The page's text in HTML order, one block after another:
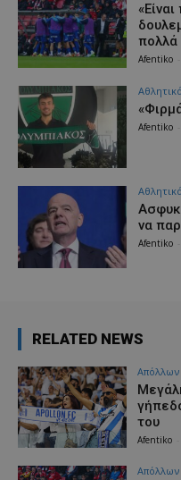
πολλά
Afentiko
Afentiko
να
Afentiko
RELATED NEWS
Απόλλων
του
Afentiko
Απόλλων